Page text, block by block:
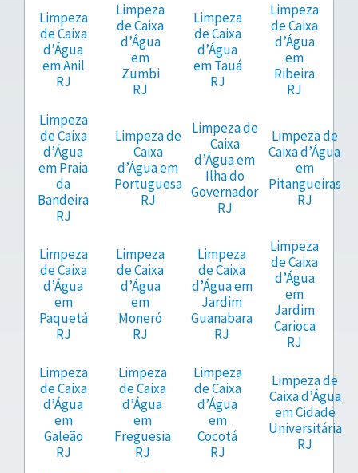
Limpeza
de Caixa
d’Água
em Anil
RJ
Limpeza
de Caixa
d’Água
em
Zumbi
RJ
Limpeza
de Caixa
d’Água
em Tauá
RJ
Limpeza
de Caixa
d’Água
em
Ribeira
RJ
Limpeza
de Caixa
d’Água
em Praia
da
Bandeira
RJ
Limpeza de
Caixa
d’Água em
Portuguesa
RJ
Limpeza de
Caixa
d’Água em
Ilha do
Governador
RJ
Limpeza de
Caixa d’Água
em
Pitangueiras
RJ
Limpeza
de Caixa
d’Água
em
Paquetá
RJ
Limpeza
de Caixa
d’Água
em
Moneró
RJ
Limpeza
de Caixa
d’Água em
Jardim
Guanabara
RJ
Limpeza
de Caixa
d’Água
em
Jardim
Carioca
RJ
Limpeza
de Caixa
d’Água
em
Galeão
RJ
Limpeza
de Caixa
d’Água
em
Freguesia
RJ
Limpeza
de Caixa
d’Água
em
Cocotá
RJ
Limpeza de
Caixa d’Água
em Cidade
Universitária
RJ